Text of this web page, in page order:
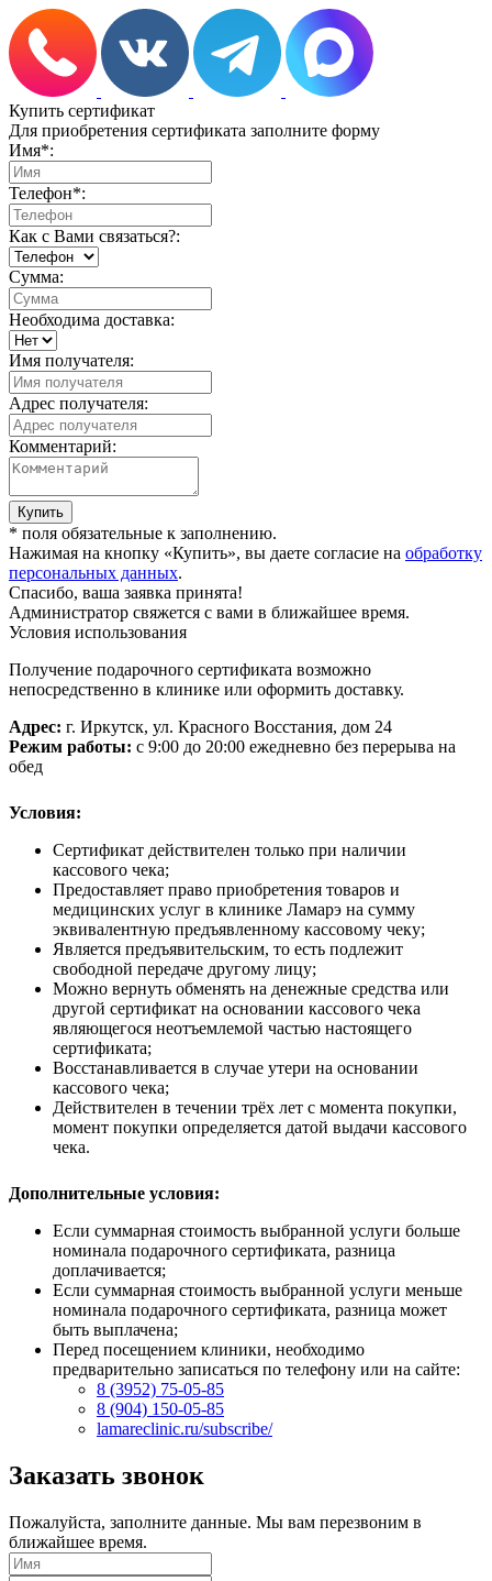
Купить сертификат
Для приобретения сертификата заполните форму
Имя*:
Телефон*:
Как с Вами связаться?:
Сумма:
Необходима доставка:
Имя получателя:
Адрес получателя:
Комментарий:
Купить
* поля обязательные к заполнению.
Нажимая на кнопку «Купить», вы даете согласие на обработку
персональных данных.
Спасибо, ваша заявка принята!
Администратор свяжется с вами в ближайшее время.
Условия использования
Получение подарочного сертификата возможно
непосредственно в клинике или оформить доставку.
Адрес: г. Иркутск, ул. Красного Восстания, дом 24
Режим работы: с 9:00 до 20:00 ежедневно без перерыва на
обед
Условия:
Сертификат действителен только при наличии
кассового чека;
Предоставляет право приобретения товаров и
медицинских услуг в клинике Ламарэ на сумму
эквивалентную предъявленному кассовому чеку;
Является предъявительским, то есть подлежит
свободной передаче другому лицу;
Можно вернуть обменять на денежные средства или
другой сертификат на основании кассового чека
являющегося неотъемлемой частью настоящего
сертификата;
Восстанавливается в случае утери на основании
кассового чека;
Действителен в течении трёх лет с момента покупки,
момент покупки определяется датой выдачи кассового
чека.
Дополнительные условия:
Если суммарная стоимость выбранной услуги больше
номинала подарочного сертификата, разница
доплачивается;
Если суммарная стоимость выбранной услуги меньше
номинала подарочного сертификата, разница может
быть выплачена;
Перед посещением клиники, необходимо
предварительно записаться по телефону или на сайте:
8 (3952) 75-05-85
8 (904) 150-05-85
lamareclinic.ru/subscribe/
Заказать звонок
Пожалуйста, заполните данные. Мы вам перезвоним в
ближайшее время.